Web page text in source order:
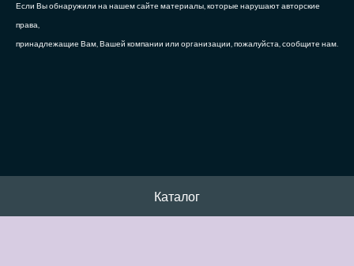
Если Вы обнаружили на нашем сайте материалы, которые нарушают авторские
права,
принадлежащие Вам, Вашей компании или организации, пожалуйста, сообщите нам.
Каталог